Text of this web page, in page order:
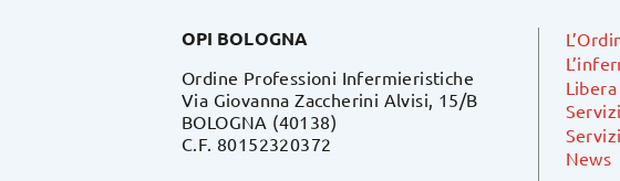
OPI BOLOGNA
Ordine Professioni Infermieristiche
Via Giovanna Zaccherini Alvisi, 15/B
BOLOGNA (40138)
C.F. 80152320372
Servizi
News